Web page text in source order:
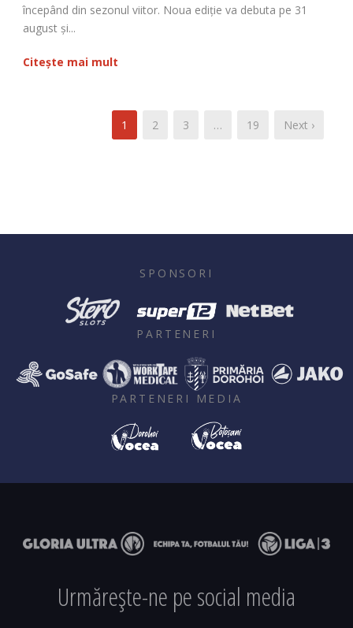
începând din sezonul viitor. Noua ediție va debuta pe 31
august și...
Citește mai mult
1 2 3 … 19 Next ›
SPONSORI
PARTENERI
PARTENERI MEDIA
Urmărește-ne pe social media